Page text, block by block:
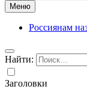
Меню
Россиянам
Найти:
Заголовки